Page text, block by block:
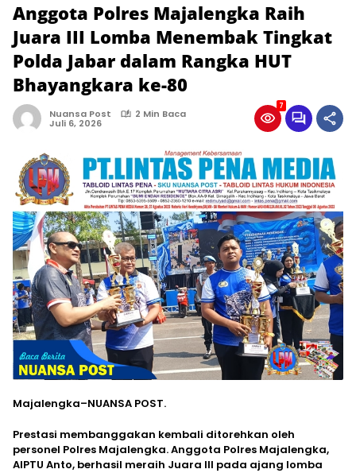
Anggota Polres Majalengka Raih
Juara III Lomba Menembak Tingkat
Polda Jabar dalam Rangka HUT
Bhayangkara ke-80
Nuansa Post 2 Min Baca
Juli 6, 2026
7
Majalengka–NUANSA POST.
Prestasi membanggakan kembali ditorehkan oleh
personel Polres Majalengka. Anggota Polres Majalengka,
AIPTU Anto, berhasil meraih Juara III pada ajang lomba